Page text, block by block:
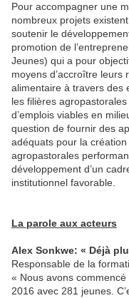
Pour accompagner une
nombreux projets
soutenir le
promotion de
Jeunes) qui a pour
moyens d’accroître leurs
alimentaire à travers des
les filières
d’emplois viables en
question de fournir des
adéquats pour la
agropastorales
développement d’un
institutionnel favorable.
La parole aux acteurs
Alex Sonkwe: « Déjà
Responsable de la
« Nous avons
2016 avec 281 jeunes.